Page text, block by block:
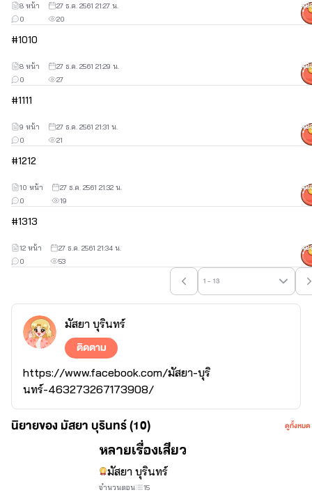
20
0
8 หน้า 27 ธ.ค. 2561 21:27 น.
#1010
27
0
8 หน้า 27 ธ.ค. 2561 21:29 น.
#1111
21
0
9 หน้า 27 ธ.ค. 2561 21:31 น.
#1212
19
0
10 หน้า 27 ธ.ค. 2561 21:32 น.
#1313
53
0
12 หน้า 27 ธ.ค. 2561 21:34 น.
1 - 13
มัสยา บุรินทร์
ติดตาม
https://www.facebook.com/มัสยา-บุริ
นทร์-463273267173908/
นิยายของ มัสยา บุรินทร์ (10) ดูทั้งหมด
หลายเรื่องเสียว
มัสยา บุรินทร์
จำนวนตอน 15